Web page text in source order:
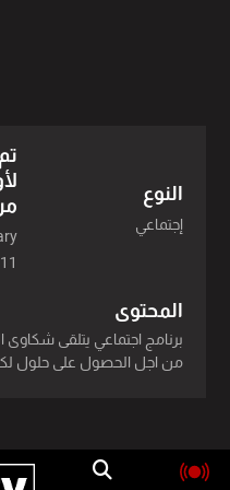
2018 - 230 حلقة
2017 - 228 حلقة
2013 - 221 حلقة
2012 - 183 حلقة
النوع
إجتماعي
المحتوى
برنامج اجتماعي يتلقى
من اجل الحصول على حلول